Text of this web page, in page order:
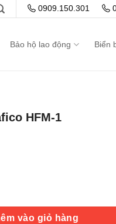
0909.150.301
Bảo hộ lao động Biển
HFM-1
lượng
vào giỏ hàng